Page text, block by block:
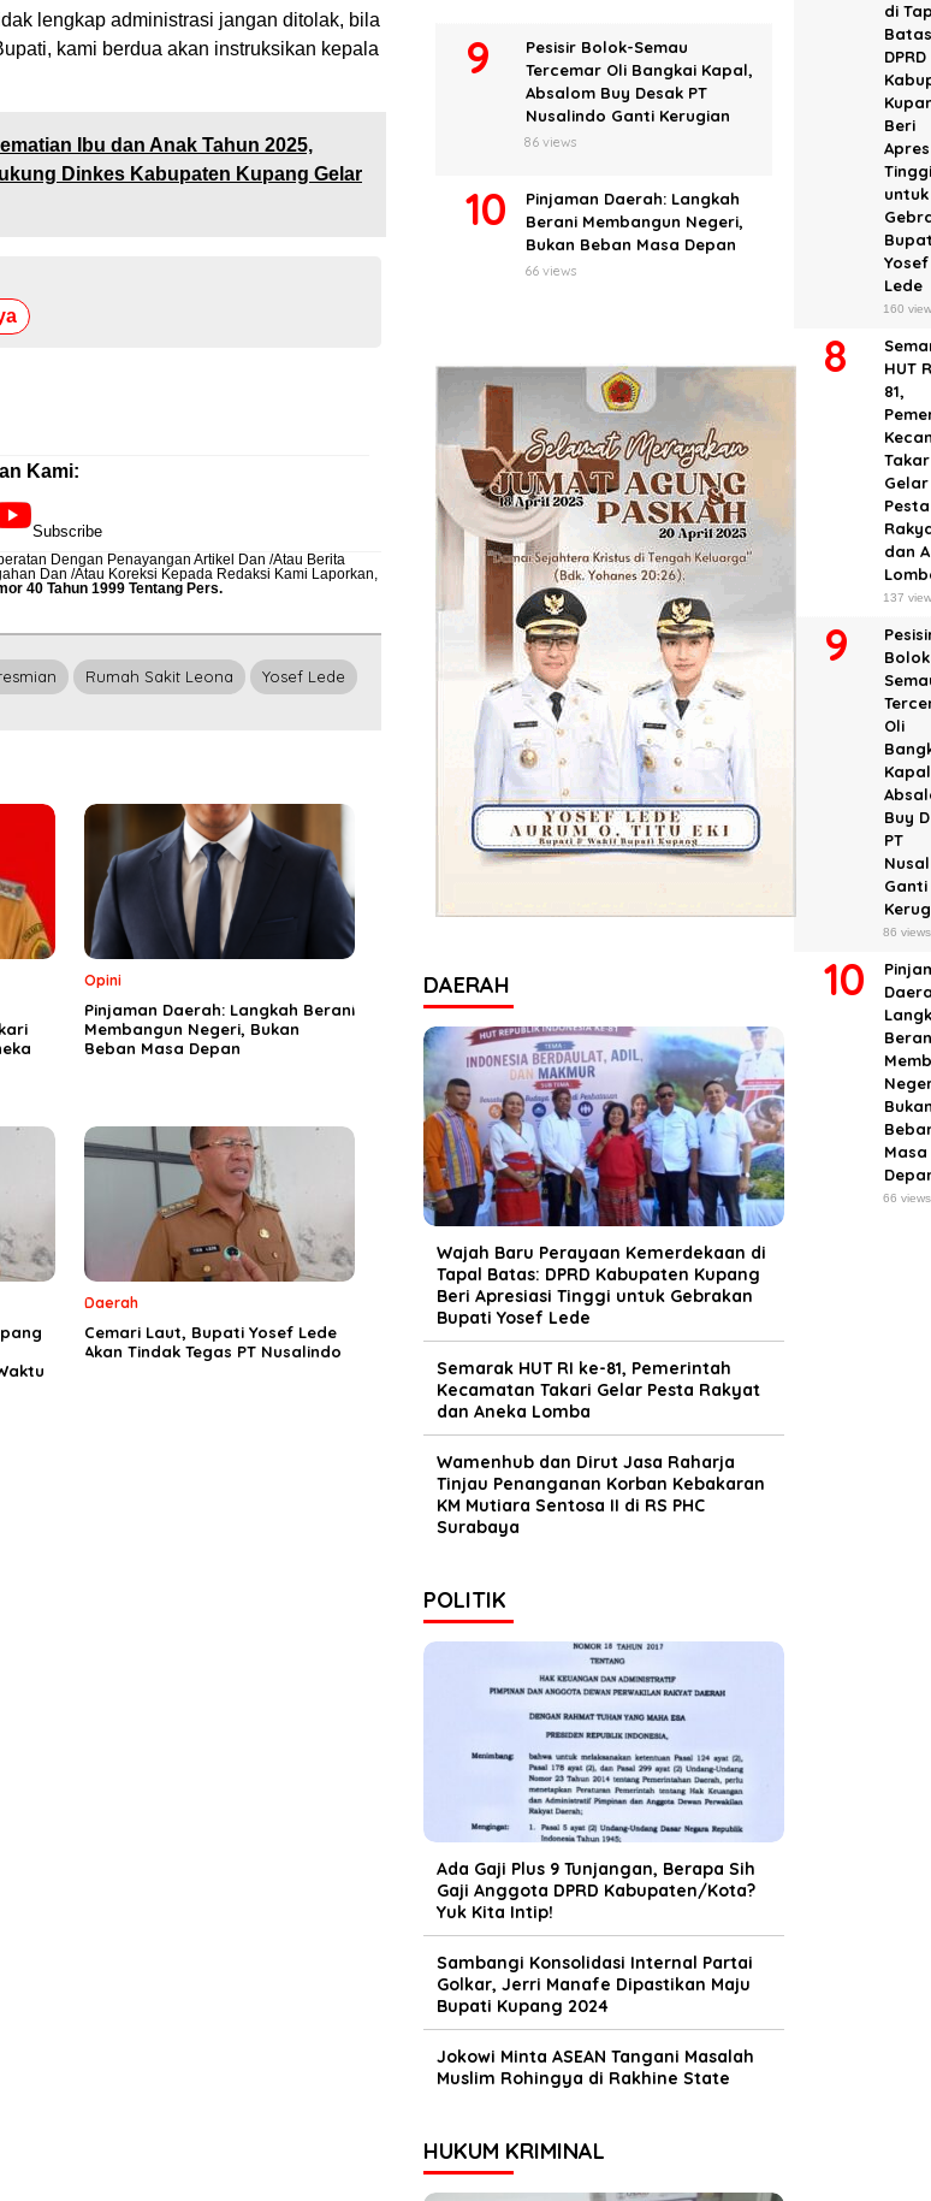
di
DPRD
Beri
untuk
Yosef
Lede
160
HUT
81,
Gelar
Pesta
dan
137
Oli
Buy
PT
Ganti
86 views
Masa
66 views
lengkap administrasi jangan ditolak, bila
kami berdua akan instruksikan kepala
Ibu dan Anak Tahun 2025,
Dinkes Kabupaten Kupang Gelar
Kami:
Subscribe
Dengan Penayangan Artikel Dan /Atau Berita
Dan /Atau Koreksi Kepada Redaksi Kami Laporkan,
40 Tahun 1999 Tentang Pers.
Rumah Sakit Leona Yosef Lede
Opini
Pinjaman Daerah: Langkah Berani
Membangun Negeri, Bukan
Beban Masa Depan
Daerah
Cemari Laut, Bupati Yosef Lede
Akan Tindak Tegas PT Nusalindo
Pesisir Bolok-Semau
Tercemar Oli Bangkai Kapal,
Absalom Buy Desak PT
Nusalindo Ganti Kerugian
86 views
Pinjaman Daerah: Langkah
Berani Membangun Negeri,
Bukan Beban Masa Depan
66 views
DAERAH
Wajah Baru Perayaan Kemerdekaan di
Tapal Batas: DPRD Kabupaten Kupang
Beri Apresiasi Tinggi untuk Gebrakan
Bupati Yosef Lede
Semarak HUT RI ke-81, Pemerintah
Kecamatan Takari Gelar Pesta Rakyat
dan Aneka Lomba
Wamenhub dan Dirut Jasa Raharja
Tinjau Penanganan Korban Kebakaran
KM Mutiara Sentosa II di RS PHC
Surabaya
POLITIK
Ada Gaji Plus 9 Tunjangan, Berapa Sih
Gaji Anggota DPRD Kabupaten/Kota?
Yuk Kita Intip!
Sambangi Konsolidasi Internal Partai
Golkar, Jerri Manafe Dipastikan Maju
Bupati Kupang 2024
Jokowi Minta ASEAN Tangani Masalah
Muslim Rohingya di Rakhine State
HUKUM KRIMINAL